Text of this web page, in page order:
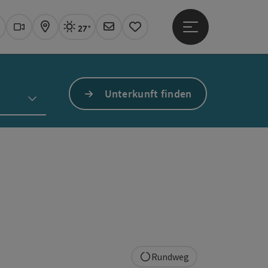
Webcams
KarteAktuelles Wetter Linz, sonnig
27°
Newsletter
Merkzettel
Hauptmenü öffnen
Unterkunft finden
Rundweg